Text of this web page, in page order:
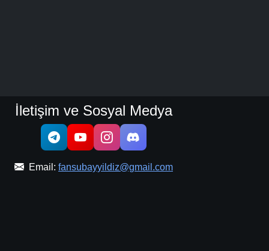
İletişim ve Sosyal Medya
Email: fansubayyildiz@gmail.com